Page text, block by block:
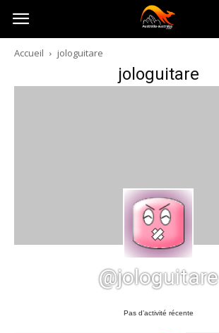
Australia-
australie.com
Accueil jologuitare
jologuitare
@jologuitare
Pas d’activité récente